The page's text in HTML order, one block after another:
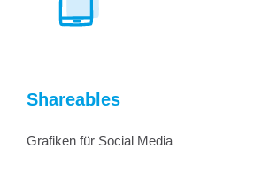
Shareables
Grafiken für Social Media